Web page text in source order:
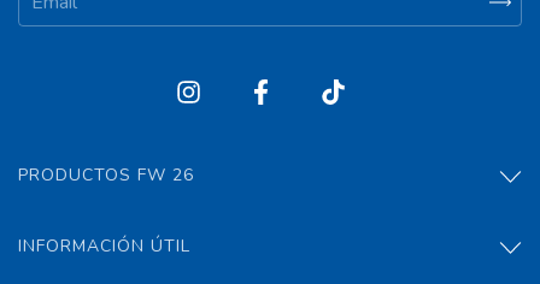
PRODUCTOS FW 26
INFORMACIÓN ÚTIL